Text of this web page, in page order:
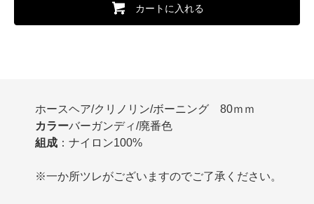
カートに入れる
ホースヘア/クリノリン/ボーニング 80ｍｍ
カラーバーガンディ/廃番色
組成 ：ナイロン100%
※一か所ツレがございますのでご了承ください。